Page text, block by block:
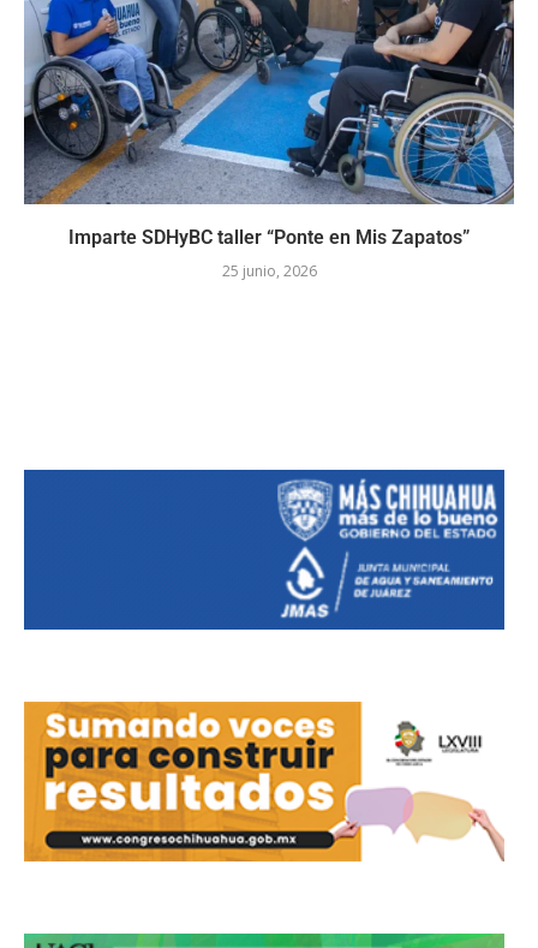
Imparte SDHyBC taller “Ponte en Mis Zapatos”
25 junio, 2026